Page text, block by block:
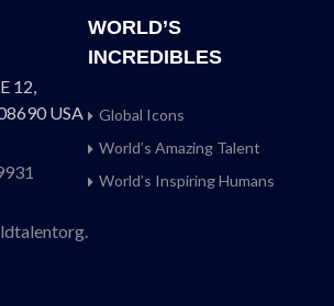
12,
USA
WORLD’S
INCREDIBLES
Global Icons
World’s Amazing Talent
World’s Inspiring Humans